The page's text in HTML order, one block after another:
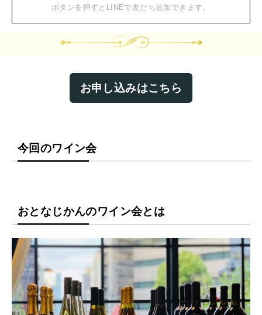
ボタンを押すとLINEで友だち追加できます。
お申し込みはこちら
今回のワイン会
おとなじかんのワイン会とは